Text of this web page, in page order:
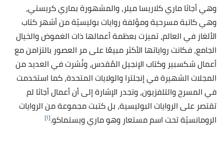
وهي أجاثا ماري كلاريسا ميلر، والمشهورة بماري كريستي،
وهي كاتبة مسرحية ومؤلفة روايات بوليسيّة من أشهر كتاب
الألغاز في العالم، تميزت بعظمة أعمالها ذات الغموض والخيال
الجامع، فكانت رواياتها الأكثر مبيعًا على مر العصور بالتزامن مع
أعمال شكسبير وكتاب الإنجيل المُقدس، ونُشرت في العديد من
المجلات الشهيرة في إنجلترا والولايات المتحدة، كما استخدمت
في المسرح والتلفزيون، وتجدر الإشارة إلى أن أعمال أجاثا لم
تقتصر على الروايات البوليسية، بل كتبت مجموعة من الروايات
الرومانسيّة تحت اسم مستعار وهو ماري ويستماكو.[١]